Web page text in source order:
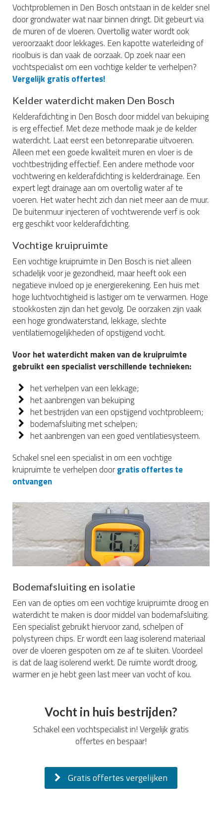
Vochtproblemen in Den Bosch ontstaan in de kelder snel
door grondwater wat naar binnen dringt. Dit gebeurt via
de muren of de vloeren. Overtollig water wordt ook
veroorzaakt door lekkages. Een kapotte waterleiding of
rioolbuis is dan vaak de oorzaak. Op zoek naar een
vochtspecialist om een vochtige kelder te verhelpen?
Vergelijk gratis offertes!
Kelder waterdicht maken Den Bosch
Kelderafdichting in Den Bosch door middel van bekuiping
is erg effectief. Met deze methode maak je de kelder
waterdicht. Laat eerst een betonreparatie uitvoeren.
Alleen met een goede kwaliteit muren en vloer is de
vochtbestrijding effectief. Een andere methode voor
vochtwering en kelderafdichting is kelderdrainage. Een
expert legt drainage aan om overtollig water af te
voeren. Het water hecht zich dan niet meer aan de muur.
De buitenmuur injecteren of vochtwerende verf is ook
erg geschikt voor kelderafdichting.
Vochtige kruipruimte
Een vochtige kruipruimte in Den Bosch is niet alleen
schadelijk voor je gezondheid, maar heeft ook een
negatieve invloed op je energierekening. Een huis met
hoge luchtvochtigheid is lastiger om te verwarmen. Hoge
stookkosten zijn dan het gevolg. De oorzaken zijn vaak
een hoge grondwaterstand, lekkage, slechte
ventilatiemogelijkheden of opstijgend vocht.
Voor het waterdicht maken van de kruipruimte
gebruikt een specialist verschillende technieken:
het verhelpen van een lekkage;
het aanbrengen van bekuiping
het bestrijden van een opstijgend vochtprobleem;
bodemafsluiting met schelpen;
het aanbrengen van een goed ventilatiesysteem.
Schakel snel een specialist in om een vochtige
kruipruimte te verhelpen doorgratis offertes te
ontvangen
Bodemafsluiting en isolatie
Een van de opties om een vochtige kruipruimte droog en
waterdicht te maken is door middel van bodemafsluiting.
Een specialist gebruikt hiervoor zand, schelpen of
polystyreen chips. Er wordt een laag isolerend materiaal
over de vloeren gespoten om ze af te sluiten. Voordeel
is dat de laag isolerend werkt. De ruimte wordt droog,
warmer en je hebt geen last meer van vocht of kou.
Vocht in huis bestrijden?
Schakel een vochtspecialist in! Vergelijk gratis
offertes en bespaar!
Gratis offertes vergelijken